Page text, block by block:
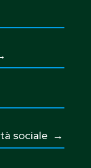
sociale →